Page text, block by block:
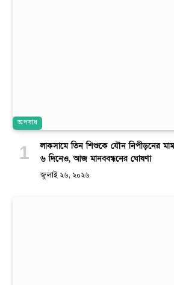
অপরাধ
লাকসামে তিন শিশুকে যৌন নিপীড়নের
৬ দিনেও, আজ মানববন্ধনের ঘোষণা
জুলাই ২৬, ২০২৬